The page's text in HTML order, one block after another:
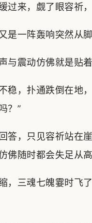
过来，觑了眼容祈
是一阵轰响突然从脚
与震动仿佛就是贴
稳，扑通跌倒在地
？”
答，只见容祈站在
佛随时都会失足从高
，三魂七魄霎时飞